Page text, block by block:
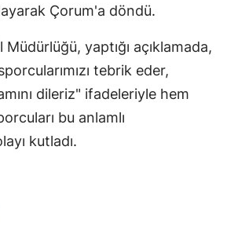
Kars
Kastamonu
Çorum'a döndü.
yaptığı açıklamada,
tebrik eder,
dileriz" ifadeleriyle hem
bu anlamlı
kutladı.